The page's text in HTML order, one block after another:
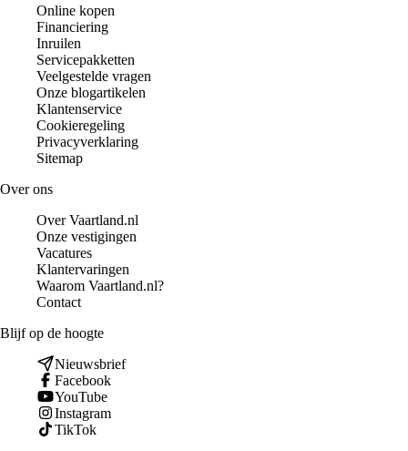
Online kopen
Financiering
Inruilen
Servicepakketten
Veelgestelde vragen
Onze blogartikelen
Klantenservice
Cookieregeling
Privacyverklaring
Sitemap
Over ons
Over Vaartland.nl
Onze vestigingen
Vacatures
Klantervaringen
Waarom Vaartland.nl?
Contact
Blijf op de hoogte
Nieuwsbrief
Facebook
YouTube
Instagram
TikTok